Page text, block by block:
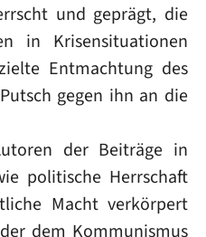
und geprägt, die
in Krisensituationen
Entmachtung des
gegen ihn an die
der Beiträge in
politische Herrschaft
Macht verkörpert
dem Kommunismus